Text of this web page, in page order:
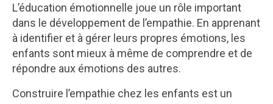
L’éducation émotionnelle joue un rôle important
dans le développement de l’empathie. En apprenant
à identifier et à gérer leurs propres émotions, les
enfants sont mieux à même de comprendre et de
répondre aux émotions des autres.
Construire l’empathie chez les enfants est un